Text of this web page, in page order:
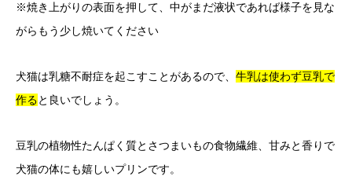
※焼き上がりの表面を押して、中がまだ液状であれば様子を見な
がらもう少し焼いてください
犬猫は乳糖不耐症を起こすことがあるので、 牛乳は使わず豆乳で
作ると良いでしょう。
豆乳の植物性たんぱく質とさつまいもの食物繊維、甘みと香りで
犬猫の体にも嬉しいプリンです。